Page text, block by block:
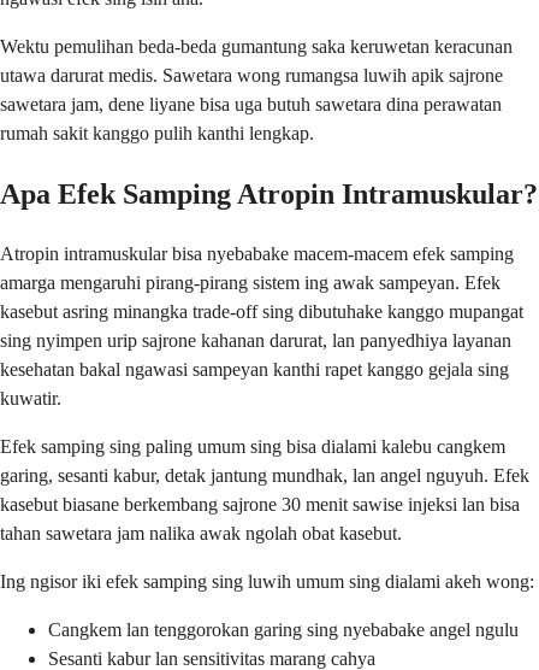
Wektu pemulihan beda-beda gumantung saka keruwetan keracunan
utawa darurat medis. Sawetara wong rumangsa luwih apik sajrone
sawetara jam, dene liyane bisa uga butuh sawetara dina perawatan
rumah sakit kanggo pulih kanthi lengkap.
Apa Efek Samping Atropin Intramuskular?
Atropin intramuskular bisa nyebabake macem-macem efek samping
amarga mengaruhi pirang-pirang sistem ing awak sampeyan. Efek
kasebut asring minangka trade-off sing dibutuhake kanggo mupangat
sing nyimpen urip sajrone kahanan darurat, lan panyedhiya layanan
kesehatan bakal ngawasi sampeyan kanthi rapet kanggo gejala sing
kuwatir.
Efek samping sing paling umum sing bisa dialami kalebu cangkem
garing, sesanti kabur, detak jantung mundhak, lan angel nguyuh. Efek
kasebut biasane berkembang sajrone 30 menit sawise injeksi lan bisa
tahan sawetara jam nalika awak ngolah obat kasebut.
Ing ngisor iki efek samping sing luwih umum sing dialami akeh wong:
Cangkem lan tenggorokan garing sing nyebabake angel ngulu
Sesanti kabur lan sensitivitas marang cahya